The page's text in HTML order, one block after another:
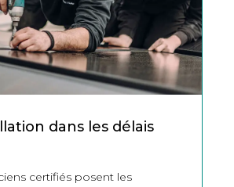
dans les délais
certifiés posent les